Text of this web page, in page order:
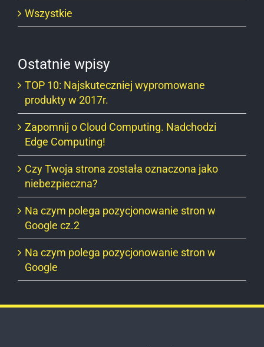
Wszystkie
Ostatnie wpisy
TOP 10: Najskuteczniej wypromowane
produkty w 2017r.
Zapomnij o Cloud Computing. Nadchodzi
Edge Computing!
Czy Twoja strona została oznaczona jako
niebezpieczna?
Na czym polega pozycjonowanie stron w
Google cz.2
Na czym polega pozycjonowanie stron w
Google